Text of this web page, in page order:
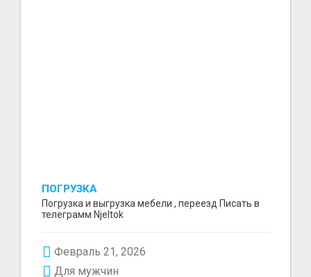
ПОГРУЗКА
Погрузка и выгрузка мебели , переезд Писать в
телеграмм Njeltok
Февраль 21, 2026
Для мужчин